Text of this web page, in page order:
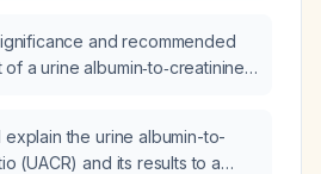
and recommended
a urine albumin‑to‑creatinine
104 mL/min/1.73 m²?
explain the urine albumin-to-
(UACR) and its results to a